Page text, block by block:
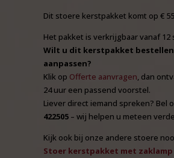
Dit stoere kerstpakket komt op €
Het pakket is verkrijgbaar vanaf 12
Wilt u dit kerstpakket
aanpassen?
Klik op Offerte aanvragen, dan
24 uur een passend voorstel.
Liever direct iemand spreken? Bel
422505 – wij helpen u meteen
Kijk ook bij onze andere stoere
Stoer kerstpakket met z